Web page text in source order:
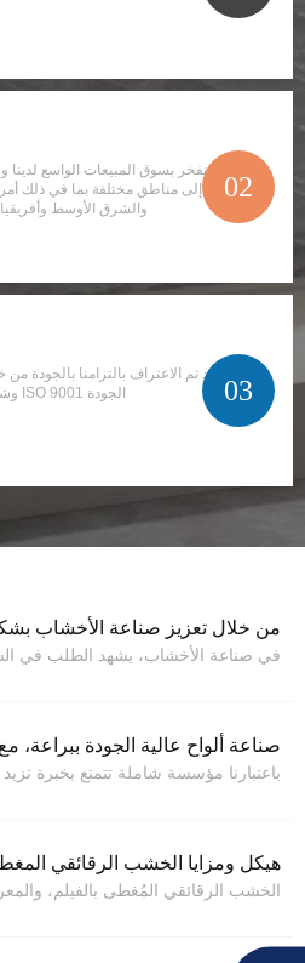
02
نحن نفخر بسوق المبيعات الواسع لدينا
إلى مناطق مختلفة بما في ذلك
والشرق الأوسط
03
لقد تم الاعتراف بالتزامنا بالجودة
الجودة ISO 9001 وشهادة نظام البيئة ISO 14001.
هيكل ومزايا الخشب الرقائقي